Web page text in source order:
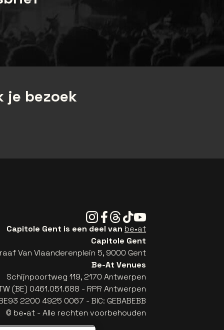
je bezoek
Instagram
Facebook
Threads
TiktokYoutube
Capitole Gent is een deel van be•at
Capitole Gent
Van Vlaanderenplein 5, 9000 Gent
Be-At Venues
Schijnpoortweg 119, 2170 Antwerpen
(BE) 0461.051.688 - RPR Antwerpen
2200 4925 0067 - BIC: GEBABEBB
© be•at - Alle rechten voorbehouden